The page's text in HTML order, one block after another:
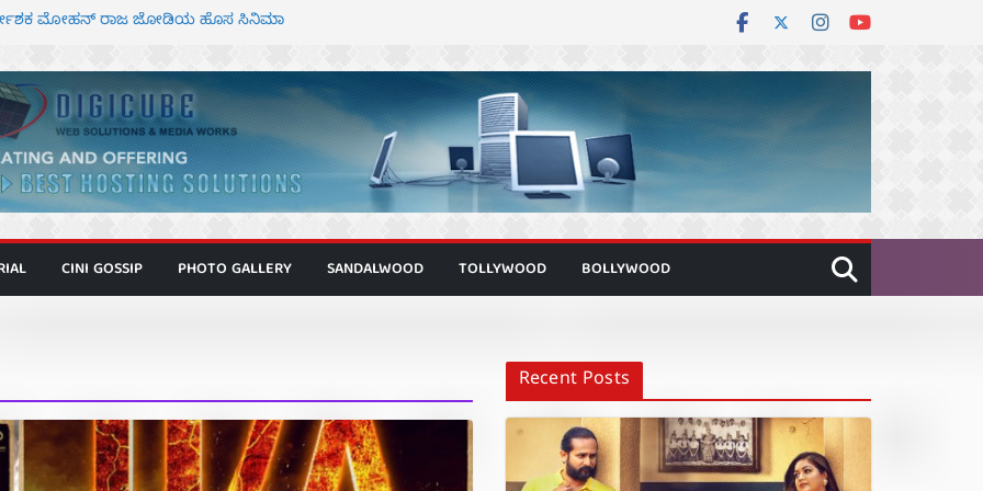
ಮಿತ್ರ ಅಭಿನಯದ “ಮಹಾನ್” ಫಸ್ಟ್ ಲುಕ್
ಕಿಟ್ಟಿ – ಮೇಘನಾರಾಜ್ ಅಭಿನಯದ “ಅಮರ್ಥ” ಚಿತ್ರ
ಅಜೇಯಂ” ಹಾಡಿದ ದೃಶ್ಯ ವೈಭವ
ಶಿವಣ್ಣ ಅಭಿನಯದ ‘ಬಾಸ್’ ಚಿತ್ರ ತೆರೆಗೆ
CINI GOSSIP PHOTO GALLERY SANDALWOOD TOLLYWOOD BOLLYWOOD
Recent Posts